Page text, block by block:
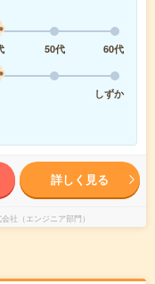
50代
60代
しずか
詳しく見る
社（エンジニア部門）